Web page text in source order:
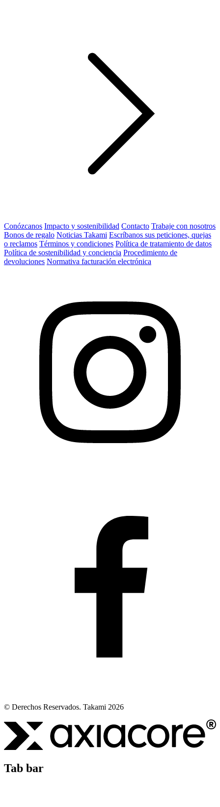
Conózcanos Impacto y sostenibilidad Contacto Trabaje con nosotros
Bonos de regalo Noticias Takami Escríbanos sus peticiones, quejas
o reclamos Términos y condiciones Política de tratamiento de datos
Política de sostenibilidad y conciencia Procedimiento de
devoluciones Normativa facturación electrónica
© Derechos Reservados. Takami 2026
Tab bar